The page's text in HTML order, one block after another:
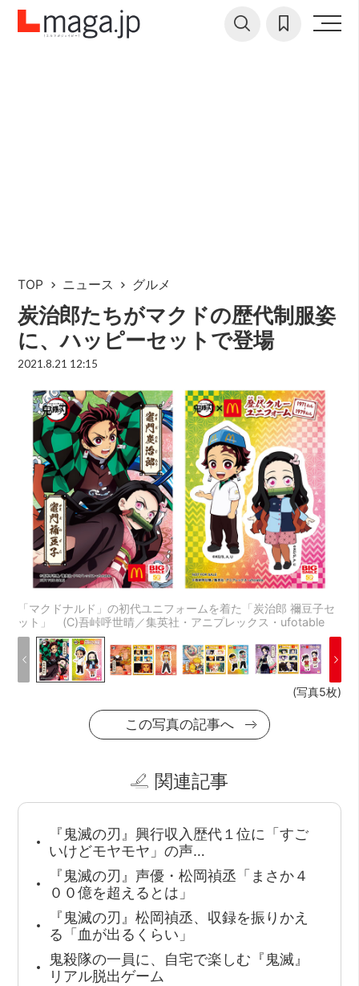
TOP ニュース グルメ
炭治郎たちがマクドの歴代制服姿
に、ハッピーセットで登場
2021.8.21 12:15
「マクドナルド」の初代ユニフォームを着た「炭治郎 禰豆子セ
ット」 (C)吾峠呼世晴／集英社・アニプレックス・ufotable
(写真5枚)
この写真の記事へ
関連記事
『鬼滅の刃』興行収入歴代１位に「すご
いけどモヤモヤ」の声…
『鬼滅の刃』声優・松岡禎丞「まさか４
００億を超えるとは」
『鬼滅の刃』松岡禎丞、収録を振りかえ
る「血が出るくらい」
鬼殺隊の一員に、自宅で楽しむ『鬼滅』
リアル脱出ゲーム